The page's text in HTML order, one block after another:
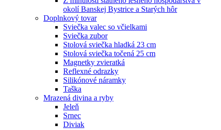
okolí Banskej Bystrice a Starých hôr
Doplnkový tovar
Sviečka valec so včielkami
Sviečka zubor
Stolová sviečka hladká 23 cm
Stolová sviečka točená 25 cm
Magnetky zvieratká
Reflexné odrazky
Silikónové náramky
Taška
Mrazená divina a ryby
Jeleň
Srnec
Diviak